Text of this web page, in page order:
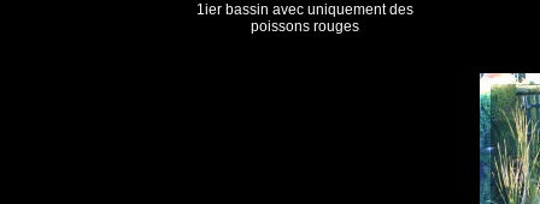
1ierbassin avec uniquement des
poissons rouges